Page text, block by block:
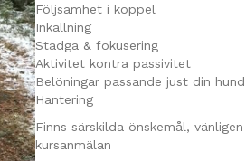
Följsamhet i koppel
Inkallning
Stadga & fokusering
Aktivitet kontra passivitet
Belöningar passande just din hund
Hantering
Finns särskilda önskemål,
kursanmälan